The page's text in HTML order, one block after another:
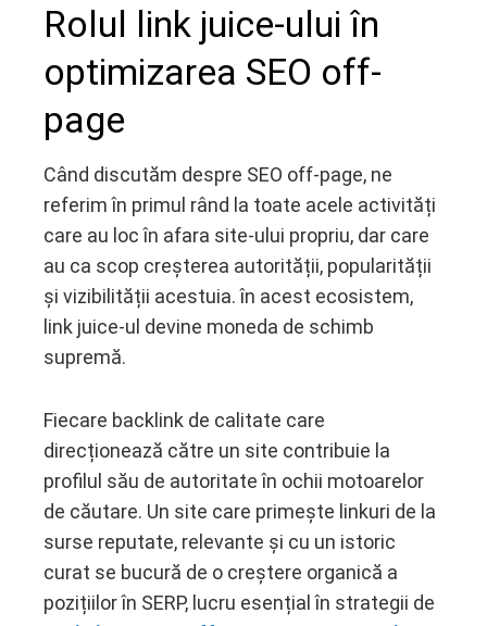
Rolul link juice-ului în
optimizarea SEO off-
page
Când discutăm despre SEO off-page, ne
referim în primul rând la toate acele activități
care au loc în afara site-ului propriu, dar care
au ca scop creșterea autorității, popularității
și vizibilității acestuia. în acest ecosistem,
link juice-ul devine moneda de schimb
supremă.
Fiecare backlink de calitate care
direcționează către un site contribuie la
profilul său de autoritate în ochii motoarelor
de căutare. Un site care primește linkuri de la
surse reputate, relevante și cu un istoric
curat se bucură de o creștere organică a
pozițiilor în SERP, lucru esențial în strategii de